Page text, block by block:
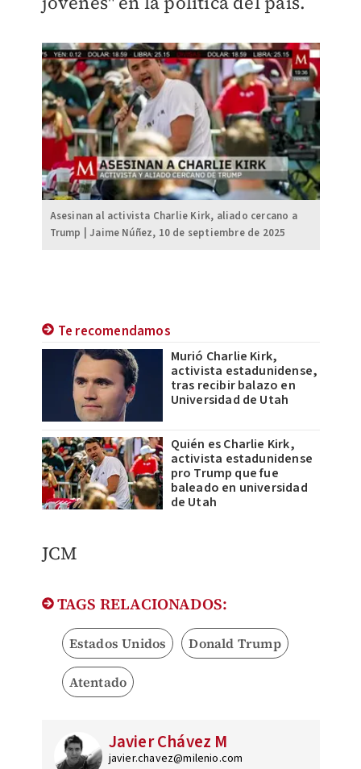
Asesinan al activista Charlie Kirk, aliado cercano a
Trump | Jaime Núñez, 10 de septiembre de 2025
Te recomendamos
Murió Charlie Kirk,
activista estadunidense,
tras recibir balazo en
Universidad de Utah
Quién es Charlie Kirk,
activista estadunidense
pro Trump que fue
baleado en universidad
de Utah
JCM
TAGS RELACIONADOS:
Estados Unidos Donald Trump
Atentado
Javier Chávez M
javier.chavez@milenio.com